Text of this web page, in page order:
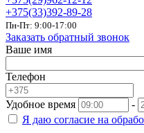
+375(33)392-89-28
Пн-Пт: 9:00-17:00
Заказать обратный звонок
Ваше имя
Телефон
Удобное время
-
Я даю согласие на